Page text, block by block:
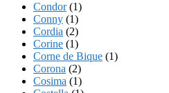
Condor(1)
Conny (1)
Cordia (2)
Corine (1)
Corne de Bique (1)
Corona (2)
Cosima (1)